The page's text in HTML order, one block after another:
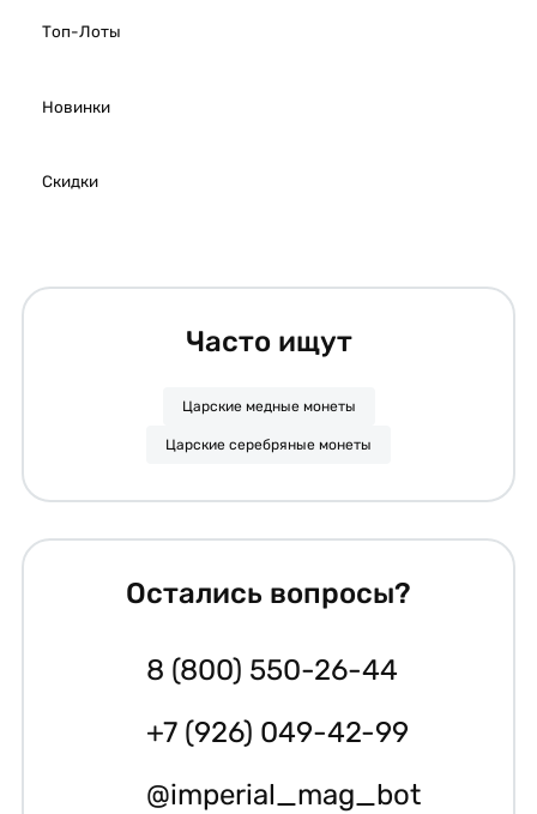
Топ-Лоты
Новинки
Скидки
Часто ищут
Царские медные монеты
Царские серебряные монеты
Остались вопросы?
8 (800) 550-26-44
+7 (926) 049-42-99
@imperial_mag_bot